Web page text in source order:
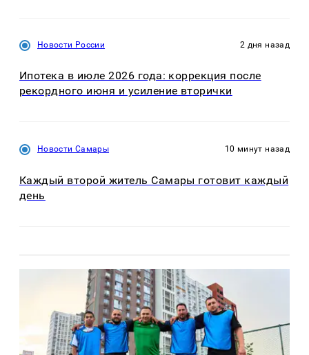
Новости России 2 дня назад
Ипотека в июле 2026 года: коррекция после
рекордного июня и усиление вторички
Новости Самары 10 минут назад
Каждый второй житель Самары готовит каждый
день